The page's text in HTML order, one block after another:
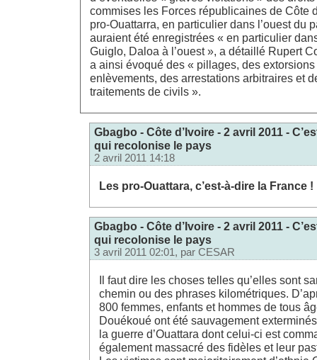
commises les Forces républicaines de Côte
pro-Ouattarra, en particulier dans l’ouest du
auraient été enregistrées « en particulier
Guiglo, Daloa à l’ouest », a détaillé Rupert
a ainsi évoqué des « pillages, des
enlèvements, des arrestations arbitraires et
traitements de civils ».
Gbagbo - Côte d’Ivoire - 2 avril 2011 -
qui recolonise le pays
2 avril 2011 14:18
Les pro-Ouattara, c’est-à-dire la France !
Gbagbo - Côte d’Ivoire - 2 avril 2011 -
qui recolonise le pays
3 avril 2011 02:01, par CESAR
Il faut dire les choses telles qu’elles sont
chemin ou des phrases kilométriques.
800 femmes, enfants et hommes de tous
Douékoué ont été sauvagement
la guerre d’Ouattara dont celui-ci est
également massacré des fidèles et leur